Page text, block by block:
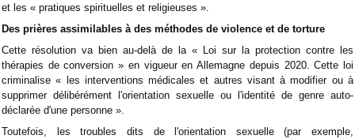
et les « pratiques spirituelles et religieuses ».
Des prières assimilables à des méthodes de violence et de torture
Cette résolution va bien au-delà de la « Loi sur la protection contre les
thérapies de conversion » en vigueur en Allemagne depuis 2020. Cette loi
criminalise « les interventions médicales et autres visant à modifier ou à
supprimer délibérément l'orientation sexuelle ou l'identité de genre auto-
déclarée d'une personne ».
Toutefois, les troubles dits de l'orientation sexuelle (par exemple,